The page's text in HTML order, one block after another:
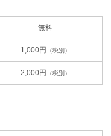
無料
1,000円 （税別）
2,000円 （税別）